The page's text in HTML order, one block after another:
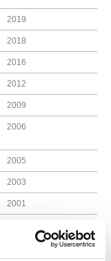
2019
2018
2016
2012
2009
2006
2005
2003
2001